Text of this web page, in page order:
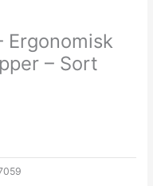
Ergonomisk
– Sort